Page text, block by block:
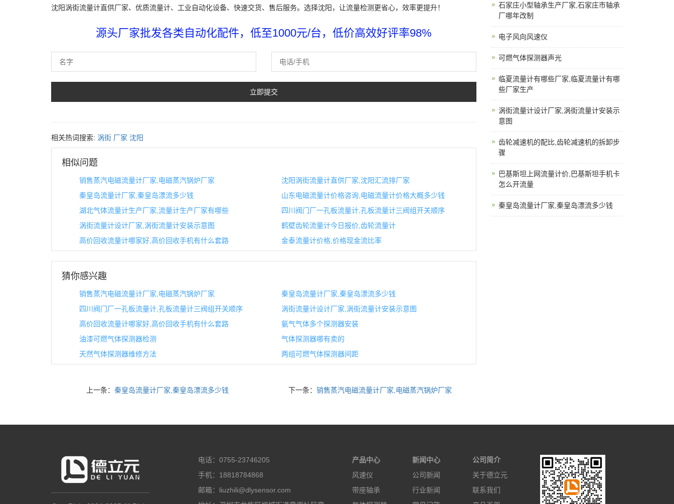
沈阳涡街流量计直供厂家、优质流量计、工业自动化设备、快速交货、售后服务。选择沈阳，让流量检测更省心，效率更提升！
源头厂家批发各类自动化配件，低至1000元/台，低价高效好评率98%
相关热词搜索: 涡街 厂家 沈阳
相似问题
销售蒸汽电磁流量计厂家,电磁蒸汽锅炉厂家
沈阳涡街流量计直供厂家,沈阳汇流排厂家
秦皇岛流量计厂家,秦皇岛漂流多少钱
山东电磁流量计价格咨询,电磁流量计价格大概多少钱
湖北气体流量计生产厂家,流量计生产厂家有哪些
四川阀门厂一孔板流量计,孔板流量计三阀组开关顺序
涡街流量计设计厂家,涡街流量计安装示意图
鹤壁齿轮流量计今日报价,齿轮流量计
高价回收流量计哪家好,高价回收手机有什么套路
金泰流量计价格,价格现金流比率
猜你感兴趣
销售蒸汽电磁流量计厂家,电磁蒸汽锅炉厂家
秦皇岛流量计厂家,秦皇岛漂流多少钱
四川阀门厂一孔板流量计,孔板流量计三阀组开关顺序
涡街流量计设计厂家,涡街流量计安装示意图
高价回收流量计哪家好,高价回收手机有什么套路
氨气气体多个探测器安装
油漆可燃气体探测器检测
气体探测器哪有卖的
天然气体探测器维修方法
两组可燃气体探测器间距
上一条： 秦皇岛流量计厂家,秦皇岛漂流多少钱 下一条： 销售蒸汽电磁流量计厂家,电磁蒸汽锅炉厂家
石家庄小型轴承生产厂家,石家庄市轴承
厂哪年改制
电子风向风速仪
可燃气体探测器声光
临夏流量计有哪些厂家,临夏流量计有哪
些厂家生产
涡街流量计设计厂家,涡街流量计安装示
意图
齿轮减速机的配比,齿轮减速机的拆卸步
骤
巴基斯坦上网流量计价,巴基斯坦手机卡
怎么开流量
秦皇岛流量计厂家,秦皇岛漂流多少钱
电话：0755-23746205
手机：18818784868
邮箱：liuzhili@dlysensor.com
产品中心
风速仪
带座轴承
新闻中心
公司新闻
行业新闻
公司简介
关于德立元
联系我们